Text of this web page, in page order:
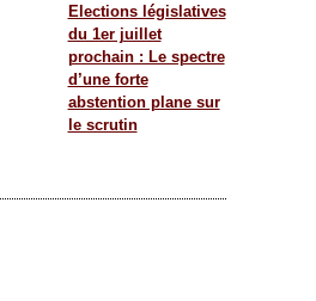
Elections législatives
du 1er juillet
prochain : Le spectre
d’une forte
abstention plane sur
le scrutin